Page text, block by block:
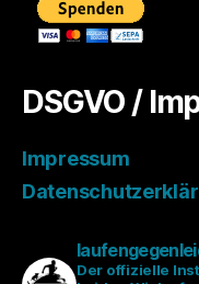
DSGVO /
Impressum
Der offizielle